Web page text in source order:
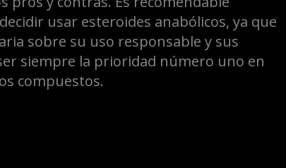
usar esteroides anabólicos, ya que
sobre su uso responsable y sus
siempre la prioridad número uno en
compuestos.